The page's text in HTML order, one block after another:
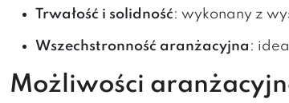
Trwałość i solidność: wykonany z
Wszechstronność aranżacyjna :
Możliwości